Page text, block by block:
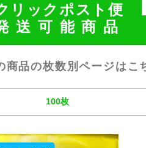
リックポスト便
送可能商品
商品の枚数別ページはこ
100枚